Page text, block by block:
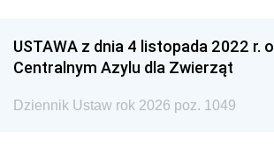
USTAWA z dnia 4 listopada 2022 r. o
Centralnym Azylu dla Zwierząt
Dziennik Ustaw rok 2026 poz. 1049